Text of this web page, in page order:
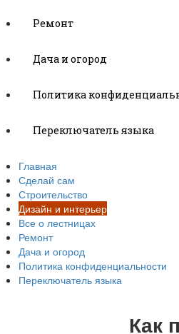
Ремонт
Дача и огород
Политика
Переключатель языка
Главная
Сделай сам
Строительство
Дизайн и интерьер
Все о лестницах
Ремонт
Дача и огород
Политика конфиденциальности
Переключатель языка
Как